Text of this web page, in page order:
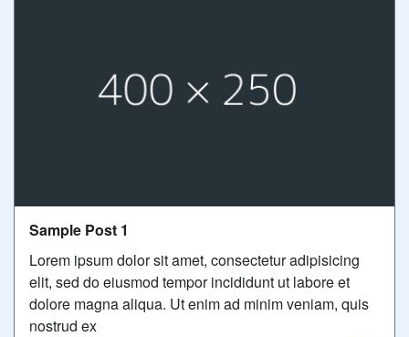
Sample Post 1
Lorem ipsum dolor sit amet, consectetur adipisicing
elit, sed do eiusmod tempor incididunt ut labore et
dolore magna aliqua. Ut enim ad minim veniam, quis
nostrud ex